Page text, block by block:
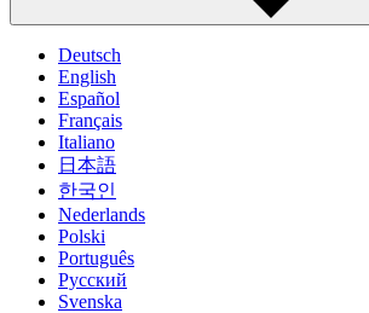
Deutsch
English
Español
Français
Italiano
日本語
한국인
Nederlands
Polski
Português
Pусский
Svenska